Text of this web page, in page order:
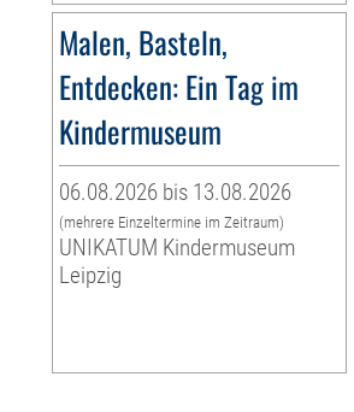
Malen, Basteln,
Entdecken: Ein Tag im
Kindermuseum
06.08.2026 bis 13.08.2026
(mehrere Einzeltermine im Zeitraum)
UNIKATUM Kindermuseum
Leipzig